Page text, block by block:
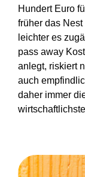
Hundert Euro
früher das
leichter es
pass away
anlegt, riskiert
auch
daher immer